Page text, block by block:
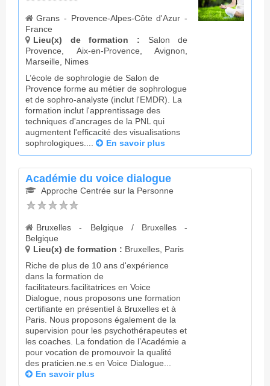
Grans - Provence-Alpes-Côte d'Azur -
France
Lieu(x) de formation : Salon de
Provence, Aix-en-Provence, Avignon,
Marseille, Nimes
L’école de sophrologie de Salon de
Provence forme au métier de sophrologue
et de sophro-analyste (inclut l'EMDR). La
formation inclut l'apprentissage des
techniques d'ancrages de la PNL qui
augmentent l'efficacité des visualisations
sophrologiques....
En savoir plus
Académie du voice dialogue
Approche Centrée sur la Personne
Bruxelles - Belgique / Bruxelles -
Belgique
Lieu(x) de formation : Bruxelles, Paris
Riche de plus de 10 ans d'expérience
dans la formation de
facilitateurs.facilitatrices en Voice
Dialogue, nous proposons une formation
certifiante en présentiel à Bruxelles et à
Paris. Nous proposons également de la
supervision pour les psychothérapeutes et
les coaches. La fondation de l’Académie a
pour vocation de promouvoir la qualité
des praticien.ne.s en Voice Dialogue...
En savoir plus